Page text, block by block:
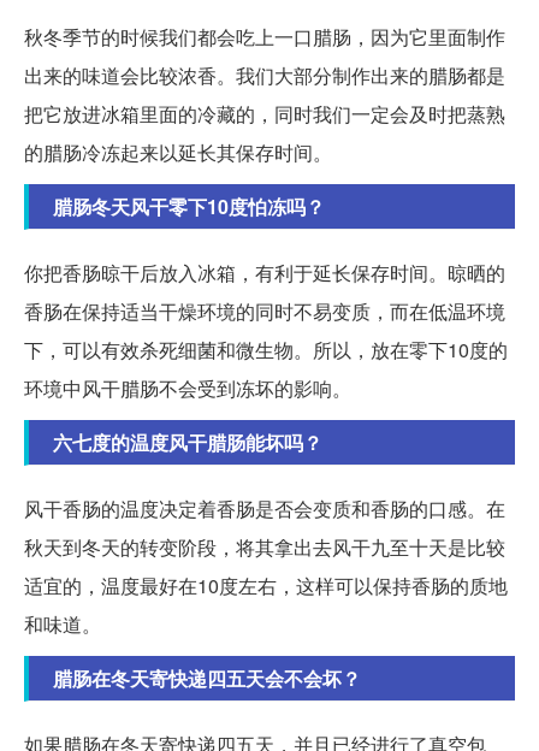
秋冬季节的时候我们都会吃上一口腊肠，因为它里面制作
出来的味道会比较浓香。我们大部分制作出来的腊肠都是
把它放进冰箱里面的冷藏的，同时我们一定会及时把蒸熟
的腊肠冷冻起来以延长其保存时间。
腊肠冬天风干零下10度怕冻吗？
你把香肠晾干后放入冰箱，有利于延长保存时间。晾晒的
香肠在保持适当干燥环境的同时不易变质，而在低温环境
下，可以有效杀死细菌和微生物。所以，放在零下10度的
环境中风干腊肠不会受到冻坏的影响。
六七度的温度风干腊肠能坏吗？
风干香肠的温度决定着香肠是否会变质和香肠的口感。在
秋天到冬天的转变阶段，将其拿出去风干九至十天是比较
适宜的，温度最好在10度左右，这样可以保持香肠的质地
和味道。
腊肠在冬天寄快递四五天会不会坏？
如果腊肠在冬天寄快递四五天，并且已经进行了真空包